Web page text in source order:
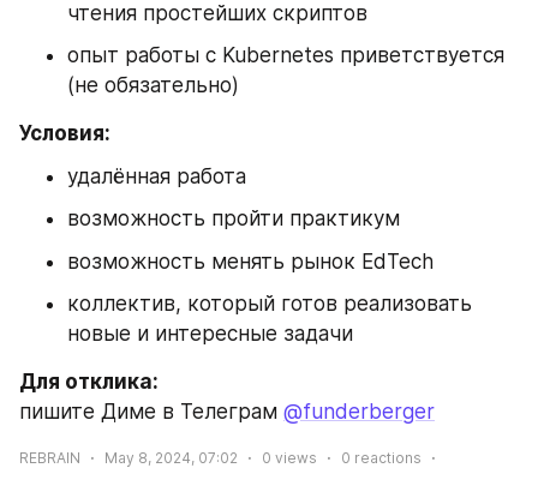
чтения простейших скриптов
опыт работы с Kubernetes приветствуется
(не обязательно)
Условия:
удалённая работа
возможность пройти практикум
возможность менять рынок EdTech
коллектив, который готов реализовать
новые и интересные задачи
пишите Диме в Телеграм @funderberger
REBRAIN May 8, 2024, 07:02 0 views 0 reactions